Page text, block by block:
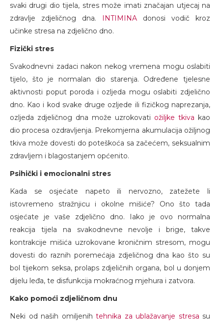
svaki drugi dio tijela, stres može imati značajan utjecaj na
zdravlje zdjeličnog dna. INTIMINA donosi vodič kroz
učinke stresa na zdjelično dno.
Fizički stres
Svakodnevni zadaci nakon nekog vremena mogu oslabiti
tijelo, što je normalan dio starenja. Određene tjelesne
aktivnosti poput poroda i ozljeda mogu oslabiti zdjelično
dno. Kao i kod svake druge ozljede ili fizičkog naprezanja,
ozljeda zdjeličnog dna može uzrokovati ožiljke tkiva kao
dio procesa ozdravljenja. Prekomjerna akumulacija ožiljnog
tkiva može dovesti do poteškoća sa začećem, seksualnim
zdravljem i blagostanjem općenito.
Psihički i emocionalni stres
Kada se osjećate napeto ili nervozno, zatežete li
istovremeno stražnjicu i okolne mišiće? Ono što tada
osjećate je vaše zdjelično dno. Iako je ovo normalna
reakcija tijela na svakodnevne nevolje i brige, takve
kontrakcije mišića uzrokovane kroničnim stresom, mogu
dovesti do raznih poremećaja zdjeličnog dna kao što su
bol tijekom seksa, prolaps zdjeličnih organa, bol u donjem
dijelu leđa, te disfunkcija mokraćnog mjehura i zatvora.
Kako pomoći zdjeličnom dnu
Neki od naših omiljenih tehnika za ublažavanje stresa su